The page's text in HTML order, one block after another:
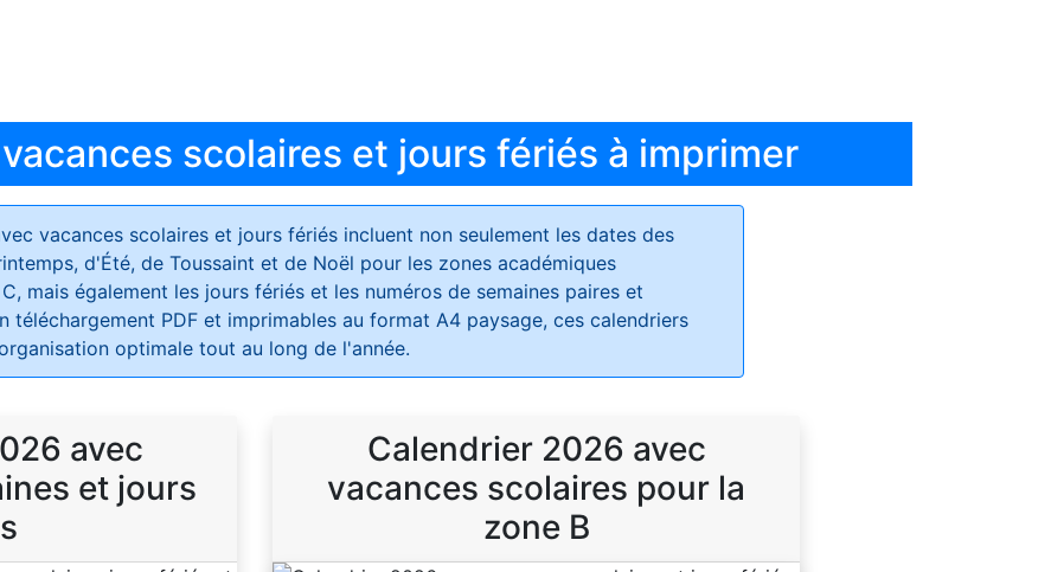
scolaires et jours fériés à imprimer
vacances scolaires et jours fériésincluent non seulement les dates des
d'Été, de Toussaint et de Noël pour les zones académiques
mais également les jours fériés et les numéros de semaines paires et
téléchargement PDF et imprimables au format A4 paysage, ces calendriers
optimale tout au long de l'année.
avec
et jours
Calendrier 2026 avec
vacances scolaires pour la
zone B